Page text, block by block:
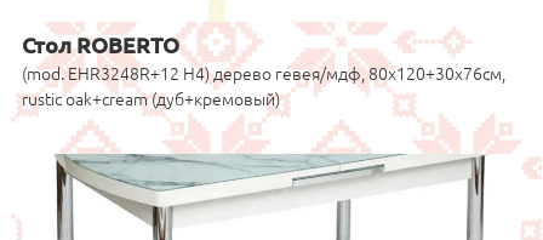
Стол ROBERTO
(mod. EHR3248R+12 H4) дерево гевея/мдф, 80х120+30х76см,
rustic oak+cream (дуб+кремовый)